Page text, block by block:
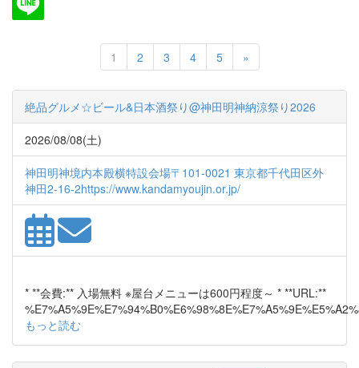
1 2 3 4 5 »Next
絶品グルメ☆ビール&日本酒祭り@神田明神納涼祭り2026
2026/08/08(土)
神田明神境内本殿横特設会場〒101-0021 東京都千代田区外
神田2-16-2https://www.kandamyoujin.or.jp/
* **会費:** 入場無料 ※屋台メニューは600円程度～ * **URL:**
もっと読む